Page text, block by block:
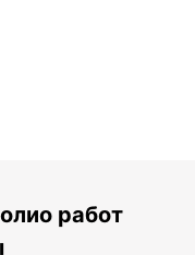
работ